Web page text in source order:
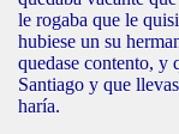
le rogaba que le
hubiese un su
quedase contento, y
Santiago y que
haría.